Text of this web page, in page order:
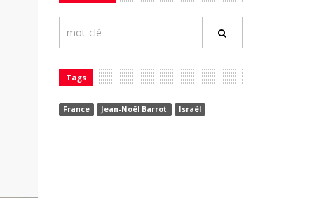
Tags
France Jean-Noël Barrot Israël